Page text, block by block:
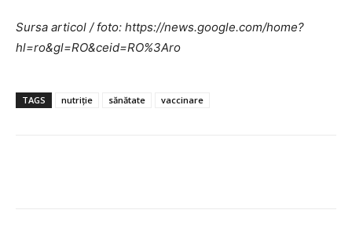
Sursa articol / foto: https://news.google.com/home?
hl=ro&gl=RO&ceid=RO%3Aro
TAGS nutriție sănătate vaccinare